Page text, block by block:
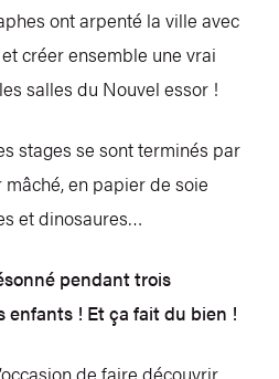
ont arpenté la ville avec
créer ensemble une vrai
salles du Nouvel essor !
stages se sont terminés par
en papier de soie
et dinosaures…
pendant trois
enfants ! Et ça fait du bien !
de faire découvrir